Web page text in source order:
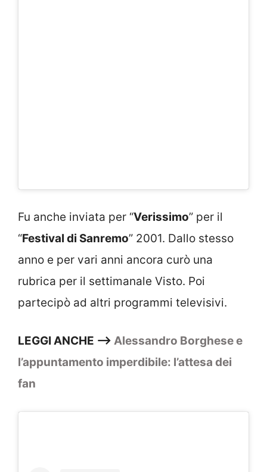
Fu anche inviata per “Verissimo” per il
“Festival di Sanremo” 2001. Dallo stesso
anno e per vari anni ancora curò una
rubrica per il settimanale Visto. Poi
partecipò ad altri programmi televisivi.
LEGGI ANCHE —> Alessandro Borghese e
l’appuntamento imperdibile: l’attesa dei
fan